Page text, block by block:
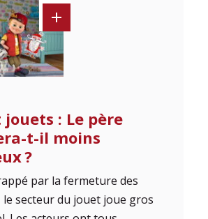
jouets : Le père
t-il moins
?
par la fermeture des
le secteur du jouet joue gros